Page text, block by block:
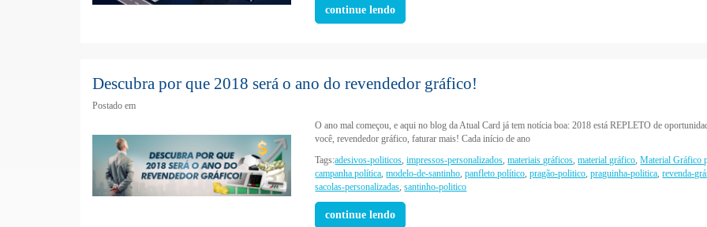
continue lendo
Descubra por que 2018 será o ano do revendedor gráfico!
Postado em
O ano mal começou, e aqui no blog da Atual Card já tem notícia boa: 2018 está REPLETO de
você, revendedor gráfico, faturar mais! Cada início de ano
Tags:adesivos-politicos,impressos-personalizados,materiais gráficos,material gráfico,Material Gráfico
campanha política,modelo-de-santinho,panfleto político,pragão-politico,praguinha-politica,revenda-
sacolas-personalizadas,santinho-politico
continue lendo